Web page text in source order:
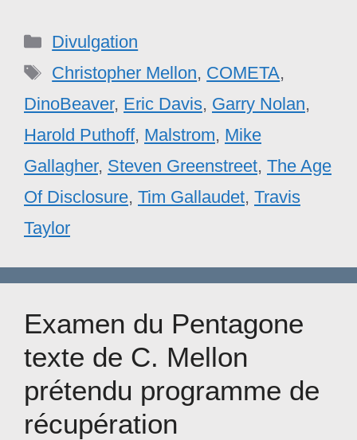
Catégories
Divulgation
Étiquettes
Christopher Mellon, COMETA,
DinoBeaver, Eric Davis, Garry Nolan,
Harold Puthoff, Malstrom, Mike
Gallagher, Steven Greenstreet, The Age
Of Disclosure, Tim Gallaudet, Travis
Taylor
Examen du Pentagone
texte de C. Mellon
prétendu programme de
récupération